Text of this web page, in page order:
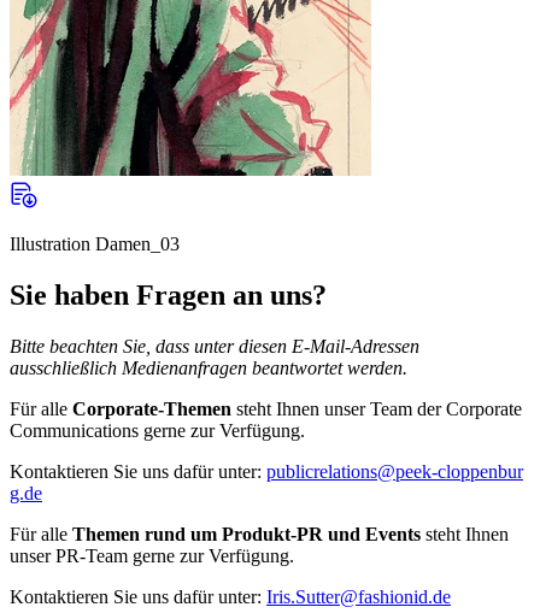
Illustration Damen_03
Sie haben Fragen an uns?
Bitte beachten Sie, dass unter diesen E-Mail-Adressen
ausschließlich Medienanfragen beantwortet werden.
Für alle Corporate-Themen steht Ihnen unser Team der Corporate
Communications gerne zur Verfügung.
Kontaktieren Sie uns dafür unter: publicrelations@peek-cloppenbur
g.de
Für alle Themen rund um Produkt-PR und Events steht Ihnen
unser PR-Team gerne zur Verfügung.
Kontaktieren Sie uns dafür unter: Iris.Sutter@fashionid.de